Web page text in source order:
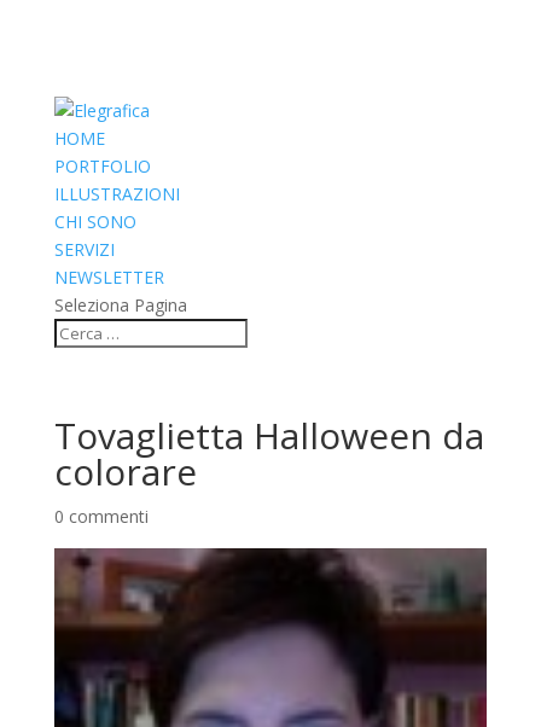
HOME
PORTFOLIO
ILLUSTRAZIONI
CHI SONO
SERVIZI
NEWSLETTER
Seleziona Pagina
Tovaglietta Halloween da
colorare
0 commenti